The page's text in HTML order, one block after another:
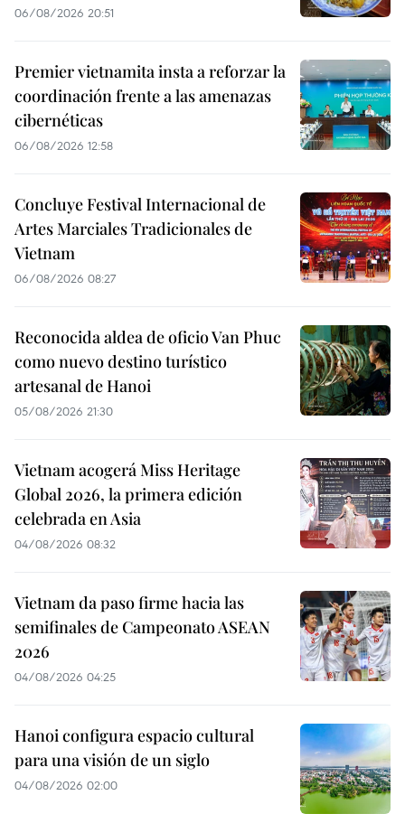
06/08/2026 20:51
Premier vietnamita insta a reforzar la
coordinación frente a las amenazas
cibernéticas
06/08/2026 12:58
Concluye Festival Internacional de
Artes Marciales Tradicionales de
Vietnam
06/08/2026 08:27
Reconocida aldea de oficio Van Phuc
como nuevo destino turístico
artesanal de Hanoi
05/08/2026 21:30
Vietnam acogerá Miss Heritage
Global 2026, la primera edición
celebrada en Asia
04/08/2026 08:32
Vietnam da paso firme hacia las
semifinales de Campeonato ASEAN
2026
04/08/2026 04:25
Hanoi configura espacio cultural
para una visión de un siglo
04/08/2026 02:00